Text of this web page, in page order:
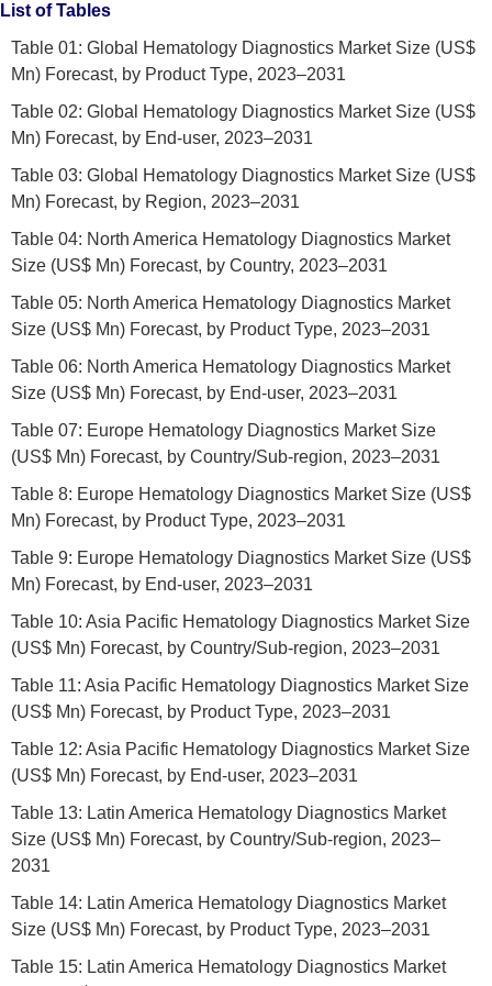
List of Tables
Table 01: Global Hematology Diagnostics Market Size (US$
Mn) Forecast, by Product Type, 2023–2031
Table 02: Global Hematology Diagnostics Market Size (US$
Mn) Forecast, by End-user, 2023–2031
Table 03: Global Hematology Diagnostics Market Size (US$
Mn) Forecast, by Region, 2023–2031
Table 04: North America Hematology Diagnostics Market
Size (US$ Mn) Forecast, by Country, 2023–2031
Table 05: North America Hematology Diagnostics Market
Size (US$ Mn) Forecast, by Product Type, 2023–2031
Table 06: North America Hematology Diagnostics Market
Size (US$ Mn) Forecast, by End-user, 2023–2031
Table 07: Europe Hematology Diagnostics Market Size
(US$ Mn) Forecast, by Country/Sub-region, 2023–2031
Table 8: Europe Hematology Diagnostics Market Size (US$
Mn) Forecast, by Product Type, 2023–2031
Table 9: Europe Hematology Diagnostics Market Size (US$
Mn) Forecast, by End-user, 2023–2031
Table 10: Asia Pacific Hematology Diagnostics Market Size
(US$ Mn) Forecast, by Country/Sub-region, 2023–2031
Table 11: Asia Pacific Hematology Diagnostics Market Size
(US$ Mn) Forecast, by Product Type, 2023–2031
Table 12: Asia Pacific Hematology Diagnostics Market Size
(US$ Mn) Forecast, by End-user, 2023–2031
Table 13: Latin America Hematology Diagnostics Market
Size (US$ Mn) Forecast, by Country/Sub-region, 2023–
2031
Table 14: Latin America Hematology Diagnostics Market
Size (US$ Mn) Forecast, by Product Type, 2023–2031
Table 15: Latin America Hematology Diagnostics Market